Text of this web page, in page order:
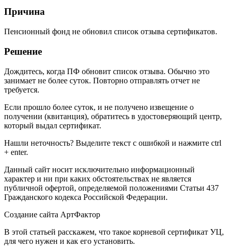
Причина
Пенсионный фонд не обновил список отзыва сертификатов.
Решение
Дождитесь, когда ПФ обновит список отзыва. Обычно это
занимает не более суток. Повторно отправлять отчет не
требуется.
Если прошло более суток, и не получено извещение о
получении (квитанция), обратитесь в удостоверяющий центр,
который выдал сертификат.
Нашли неточность? Выделите текст с ошибкой и нажмите ctrl
+ enter.
Данный сайт носит исключительно информационный
характер и ни при каких обстоятельствах не является
публичной офертой, определяемой положениями Статьи 437
Гражданского кодекса Российской Федерации.
Создание сайта АртФактор
В этой статьей расскажем, что такое корневой сертификат УЦ,
для чего нужен и как его установить.